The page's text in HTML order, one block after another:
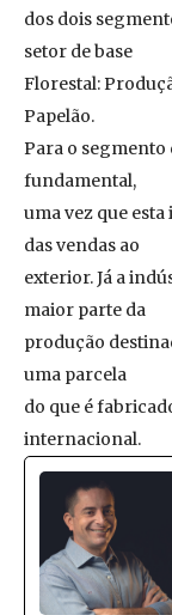
dos dois
setor de base
Florestal:
Papelão.
Para o segmento
fundamental,
uma vez que
das vendas ao
exterior. Já a
maior parte da
produção
uma parcela
do que é
internacional.